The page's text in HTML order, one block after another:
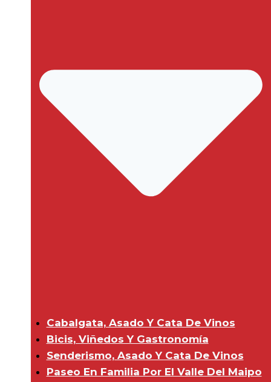
Cabalgata, Asado Y Cata De Vinos
Bicis, Viñedos Y Gastronomía
Senderismo, Asado Y Cata De Vinos
Paseo En Familia Por El Valle Del Maipo